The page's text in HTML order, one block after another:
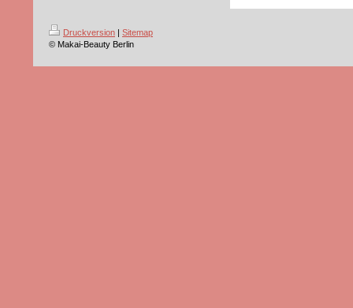
Druckversion | Sitemap
© Makai-Beauty Berlin